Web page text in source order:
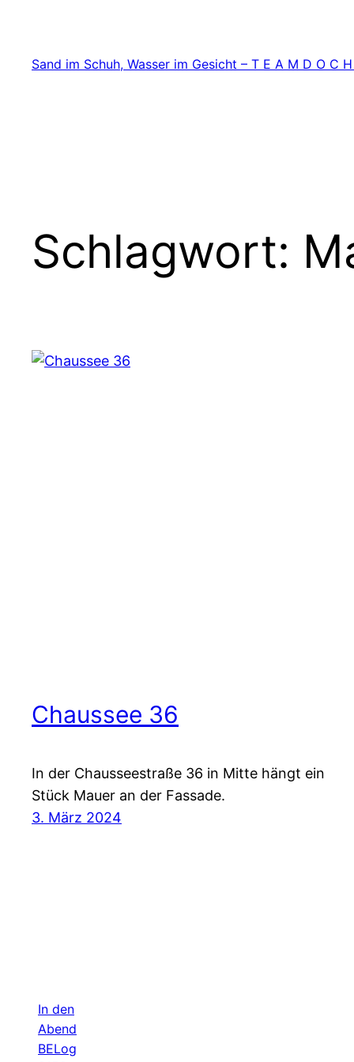
springen
Sand im Schuh, Wasser im Gesicht – T E A M D O C
Schlagwort:
Chaussee 36
In der Chausseestraße 36 in Mitte hängt ein
Stück Mauer an der Fassade.
3. März 2024
In den
Abend
BELog